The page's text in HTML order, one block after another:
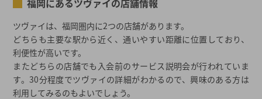
ツヴァイは、福岡圏内に2つの店舗があります。
どちらも主要な駅から近く、通いやすい距離に位置しており、
利便性が高いです。
またどちらの店舗でも入会前のサービス説明会が行われていま
す。30分程度でツヴァイの詳細がわかるので、興味のある方は
利用してみるのもよいでしょう。